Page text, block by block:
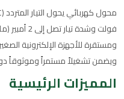
ومستقرة للأجهزة الإلكترونية
ويضمن تشغيلاً مستمراً وموثوقاً
المميزات الرئيسية